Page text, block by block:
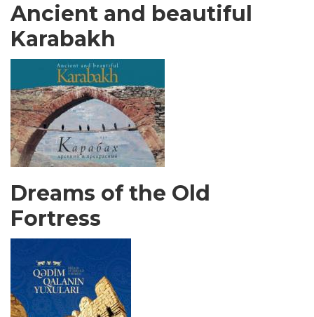
Ancient and beautiful
Karabakh
Dreams of the Old
Fortress